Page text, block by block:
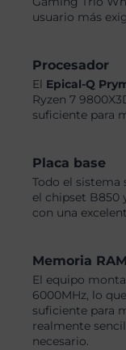
usuario más
Procesador
El Epical-Q
Ryzen 7
suficiente para
Placa base
Todo el sistema
el chipset B850
con una
Memoria RAM
El equipo
6000MHz, lo
suficiente para
realmente
necesario.